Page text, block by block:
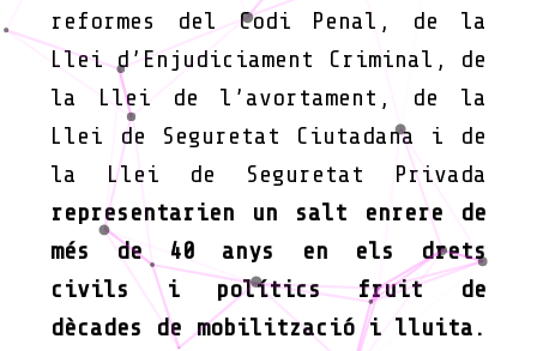
reformes del Codi Penal, de la
Llei d’Enjudiciament Criminal, de
la Llei de l’avortament, de la
Llei de Seguretat Ciutadana i de
la Llei de Seguretat Privada
representarien un salt enrere de
més de 40 anys en els drets
civils i polítics fruit de
dècades de mobilització i lluita.